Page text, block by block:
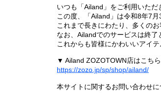
いつも「Ailand」をご利用いただ
この度、「Ailand」は令和8年7
これまで長きにわたり、多くの
なお、Ailandでのサービスは終
これからも皆様にかわいいアイ
▼ Ailand ZOZOTOWN店はこちら
https://zozo.jp/sp/shop/ailand/
本サイトに関するお問い合わせ